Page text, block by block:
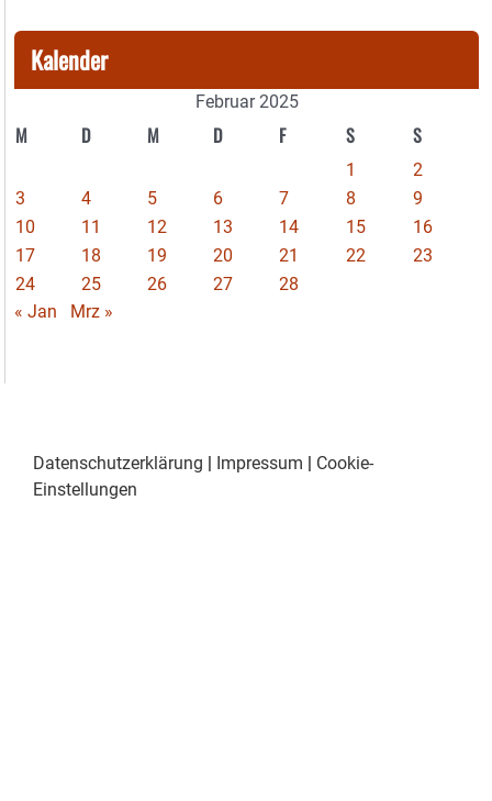
Kalender
Februar 2025
M D M D F S S
1
2
3
4 5 6 7 8
9
10
11 12 13 14 15
16
17
18 19 20 21 22
23
24
25 26 27
28
« Jan
Mrz »
Datenschutzerklärung Impressum
Cookie-
Einstellungen